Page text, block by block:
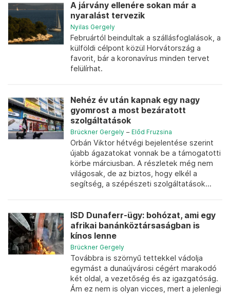
A járvány ellenére sokan már a
nyaralást tervezik
Nyilas Gergely
Februártól beindultak a szállásfoglalások, a
külföldi célpont közül Horvátország a
favorit, bár a koronavírus minden tervet
felülírhat.
Nehéz év után kapnak egy nagy
gyomrost a most bezáratott
szolgáltatások
Brückner Gergely – Előd Fruzsina
Orbán Viktor hétvégi bejelentése szerint
újabb ágazatokat vonnak be a támogatotti
körbe márciusban. A részletek még nem
világosak, de az biztos, hogy elkél a
segítség, a szépészeti szolgáltatások...
ISD Dunaferr-ügy: bohózat, ami egy
afrikai banánköztársaságban is
kínos lenne
Brückner Gergely
Továbbra is szörnyű tettekkel vádolja
egymást a dunaújvárosi cégért marakodó
két oldal, a vezetőség és az igazgatóság.
Ám ez nem is olyan vicces, mert a jelenlegi